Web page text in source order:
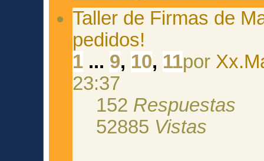
Taller de Firmas de
pedidos!
1 ... 9, 10, 11por
23:37
152 Respuestas
52885 Vistas